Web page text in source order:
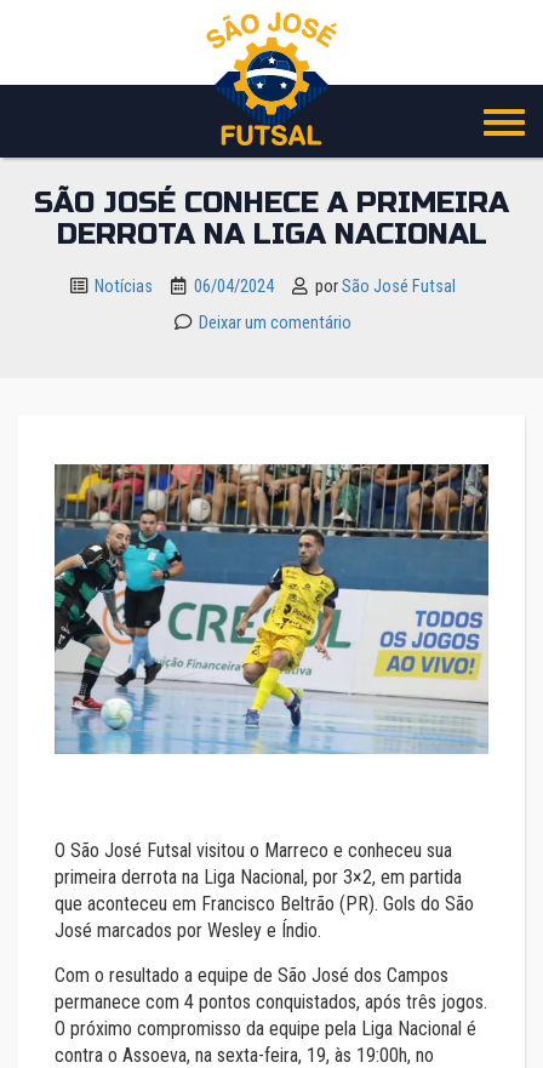
o
SÃO JOSÉ CONHECE A PRIMEIRA
DERROTA NA LIGA NACIONAL
Notícias 06/04/2024 porSão José Futsal
Deixar um comentário
O São José Futsal visitou o Marreco e conheceu sua
primeira derrota na Liga Nacional, por 3×2, em partida
que aconteceu em Francisco Beltrão (PR). Gols do São
José marcados por Wesley e Índio.
Com o resultado a equipe de São José dos Campos
permanece com 4 pontos conquistados, após três jogos.
O próximo compromisso da equipe pela Liga Nacional é
contra o Assoeva, na sexta-feira, 19, às 19:00h, no